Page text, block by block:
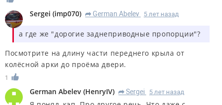
Sergei (imp070) R German Abelev 5 лет назад
а где же "дорогие заднеприводные пропорции"?
Посмотрите на длину части переднего крыла от
колёсной арки до проёма двери.
1
German Abelev (HenryIV) R Sergei 5 лет назад